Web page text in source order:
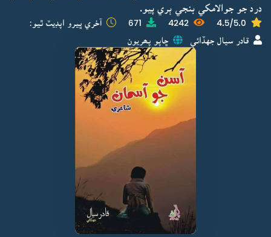
درد جو جوالامکي بنجي ٻري پيو.
4.5/5.0
4242
671 آخري ڀيرو اپڊيٽ ٿيو:
قادر سيال جهڏائي ڇاپو پھريون